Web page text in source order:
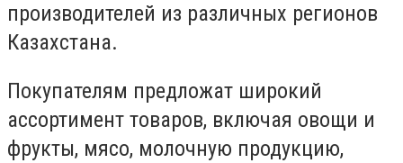
производителей из различных регионов
Казахстана.
Покупателям предложат широкий
ассортимент товаров, включая овощи и
фрукты, мясо, молочную продукцию,